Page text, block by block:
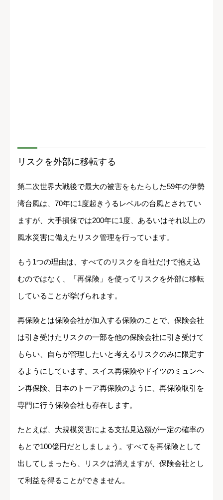
リスクを外部に移転する
第二次世界大戦後で最大の被害をもたらした59年の伊勢
湾台風は、70年に1度起きうるレベルの台風とされてい
ますが、大手損保では200年に1度、あるいはそれ以上の
風水災害に備えたリスク管理を行っています。
もう1つの理由は、すべてのリスクを自社だけで抱え込
むのではなく、「再保険」を使ってリスクを外部に移転
していることが挙げられます。
再保険とは保険会社が加入する保険のことで、保険会社
は引き受けたリスクの一部を他の保険会社に引き受けて
もらい、自らが管理したいと考えるリスクのみに限定す
るようにしています。スイス再保険やドイツのミュンヘ
ン再保険、日本のトーア再保険のように、再保険取引を
専門に行う保険会社も存在します。
たとえば、大規模災害による支払見込額が一定の確率の
もとで100億円だとしましょう。すべてを再保険として
出してしまったら、リスクは消えますが、保険会社とし
て利益を得ることができません。